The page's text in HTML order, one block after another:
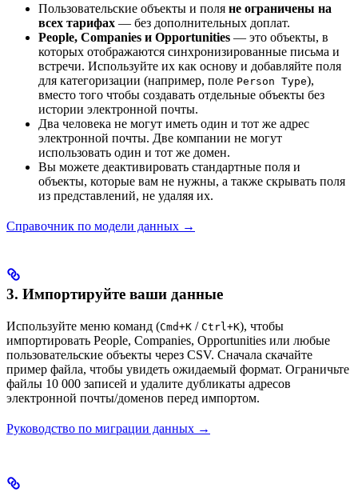
Пользовательские объекты и поля не ограничены на
всех тарифах — без дополнительных доплат.
People, Companies и Opportunities — это объекты, в
которых отображаются синхронизированные письма и
встречи. Используйте их как основу и добавляйте поля
для категоризации (например, поле Person Type),
вместо того чтобы создавать отдельные объекты без
истории электронной почты.
Два человека не могут иметь один и тот же адрес
электронной почты. Две компании не могут
использовать один и тот же домен.
Вы можете деактивировать стандартные поля и
объекты, которые вам не нужны, а также скрывать поля
из представлений, не удаляя их.
Справочник по модели данных →
3. Импортируйте ваши данные
Используйте меню команд (Cmd+K / Ctrl+K), чтобы
импортировать People, Companies, Opportunities или любые
пользовательские объекты через CSV. Сначала скачайте
пример файла, чтобы увидеть ожидаемый формат. Ограничьте
файлы 10 000 записей и удалите дубликаты адресов
электронной почты/доменов перед импортом.
Руководство по миграции данных →